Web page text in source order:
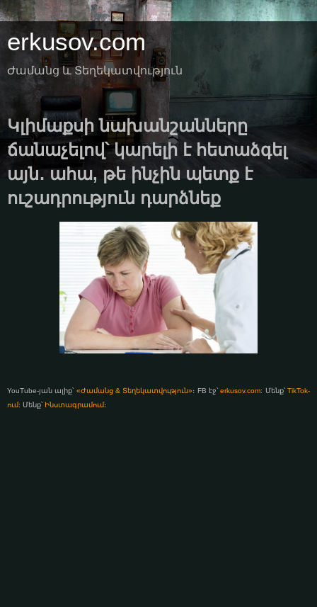
erkusov.com
Ժամանց և Տեղեկատվություն
Կլիմաքսի նախանշանները
ճանաչելով՝ կարելի է հետաձգել
այն․ ահա, թե ինչին պետք է
ուշադրություն դարձնեք
YouTube-յան ալիք՝ «Ժամանց & Տեղեկատվություն»։ FB էջ՝erkusov.com: Մենք՝TikTok-
ում: Մենք՝ Ինստագրամում։